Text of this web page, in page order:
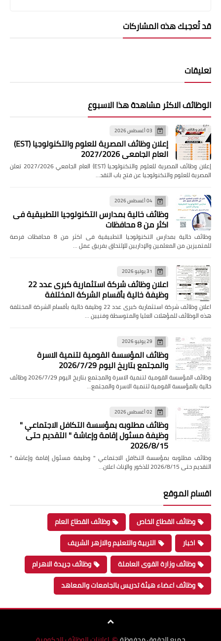
قد تُعجبك هذه المشاركات
تعليقات
الوظائف الاكثر مشاهدة هذا الاسبوع
03 أغسطس 2026
إعلان وظائف المصرية للعلوم والتكنولوجيا (EST)
العام الجامعي 2027/2026
إعلان وظائف المصرية للعلوم والتكنولوجيا (EST) العام الجامعي 2027/2026 تعلن
المصرية للعلوم والتكنولوجيا عن فتح باب التقد…
04 أغسطس 2026
وظائف خالية بمدارس التكنولوجيا التطبيقية فى
اكثر من 8 محافظات
وظائف خالية بمدارس التكنولوجيا التطبيقية فى اكثر من 8 محافظات فرصة
للمتميزين من المعلمين والإداريين للإلتحاق بفريق عمل …
31 يوليو 2026
اعلان وظائف شركة استثمارية كبرى عدد 22
وظيفة خالية بأقسام الشركة المختلفة
اعلان وظائف شركة استثمارية كبرى عدد 22 وظيفة خالية بأقسام الشركة المختلفة
هذه الوظائف للمؤهلات العليا والمتوسطة وفنيين …
29 يوليو 2026
وظائف المؤسسة القومية لتنمية الاسرة
والمجتمع بتاريخ اليوم 2026/7/29
وظائف المؤسسة القومية لتنمية الاسرة والمجتمع بتاريخ اليوم 2026/7/29 وظائف
خالية بالمؤسسة القومية لتنمية الاسرة والمجتمع…
02 أغسطس 2026
وظائف مطلوبه بمؤسسة التكافل الاجتماعي "
وظيفة مسئول إقامة وإعاشة " التقديم حتى
2026/8/15
وظائف مطلوبه بمؤسسة التكافل الاجتماعي " وظيفة مسئول إقامة وإعاشة "
التقديم حتى 2026/8/15 للذكور والإناث اعلان…
اقسام الموقع
وظائف القطاع الخاص
وظائف القطاع العام
اخبار
التربية والتعليم والازهر الشريف
وظائف وزارة القوى العاملة
وظائف جريدة الاهرام
وظائف اعضاء هيئة تدريس بالجامعات والمعاهد